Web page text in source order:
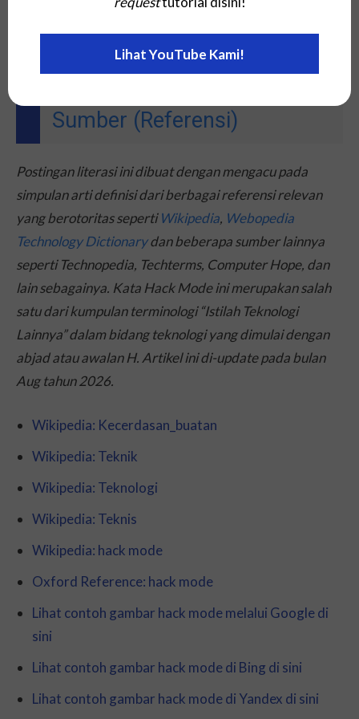
konten lainnya yang berhubungan dengan bidang
Teknologi yang ada di lamanblogUtama situs web
Sumber (Referensi)
Postingan literasi ini dibuat dengan mengacu pada
simpulan arti definisi dari berbagai referensi relevan
yang berotoritas sepertiWikipedia, Webopedia
Technology Dictionarydan beberapa sumber lainnya
seperti Technopedia, Techterms, Computer Hope, dan
lain sebagainya. Kata Hack Mode ini merupakan salah
satu dari kumpulan terminologi “Istilah Teknologi
Lainnya” dalam bidang teknologi yang dimulai dengan
abjad atau awalan H. Artikel ini di-updatepada bulan
Aug tahun 2026.
Wikipedia: Kecerdasan_buatan
Wikipedia: Teknik
Wikipedia: Teknologi
Wikipedia: Teknis
Wikipedia: hack mode
Oxford Reference: hack mode
Lihat contoh gambar hack mode melalui Google di
sini
Lihat contoh gambar hack mode di Bing di sini
Lihat contoh gambar hack mode di Yandex di sini
Lihat YouTube Kami!